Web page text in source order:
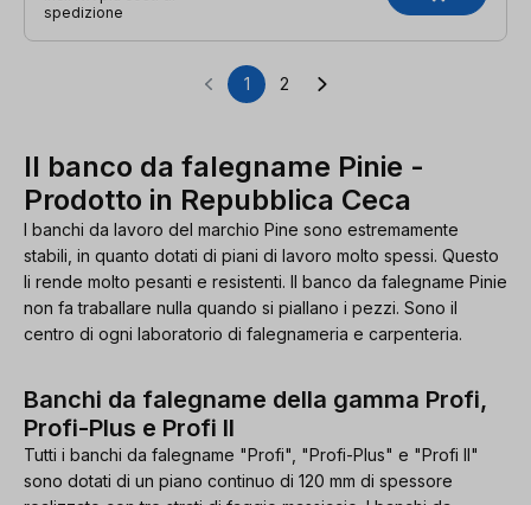
spedizione
Pagina
1 Pagina
2
Il banco da falegname Pinie -
Prodotto in Repubblica Ceca
I banchi da lavoro del marchio Pine sono estremamente
stabili, in quanto dotati di piani di lavoro molto spessi. Questo
li rende molto pesanti e resistenti. Il banco da falegname Pinie
non fa traballare nulla quando si piallano i pezzi. Sono il
centro di ogni laboratorio di falegnameria e carpenteria.
Banchi da falegname della gamma Profi,
Profi-Plus e Profi II
Tutti i banchi da falegname "Profi", "Profi-Plus" e "Profi II"
sono dotati di un piano continuo di 120 mm di spessore